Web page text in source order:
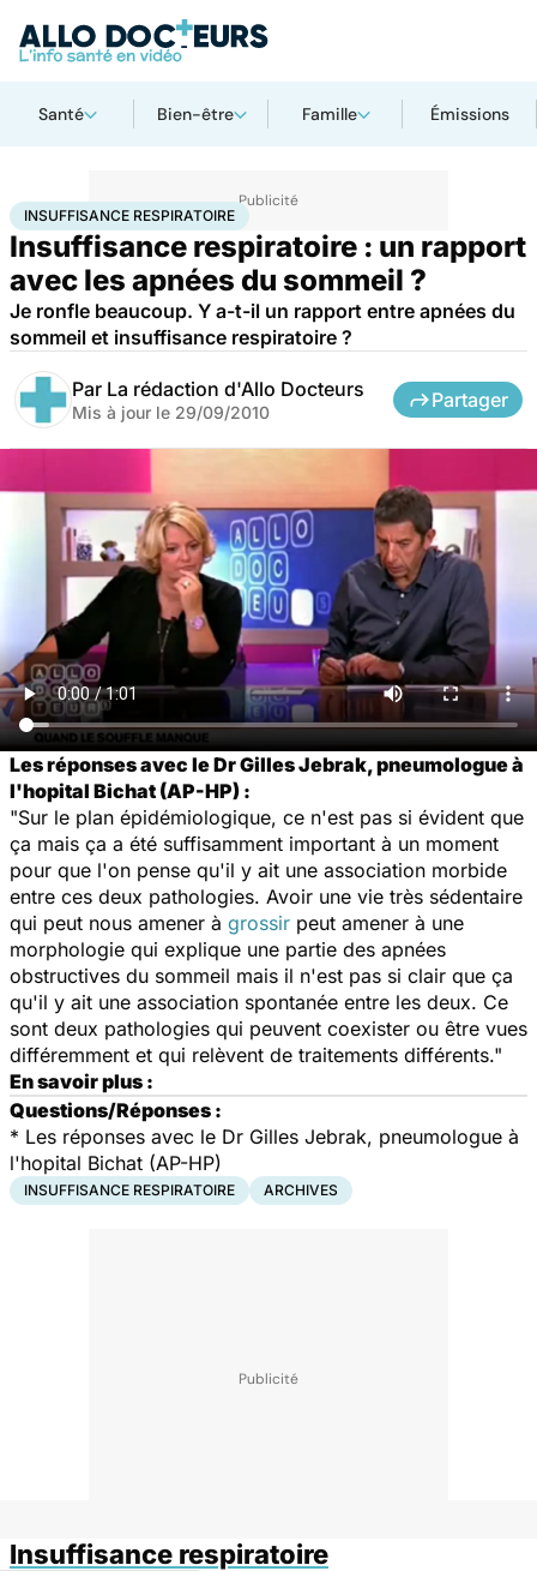
Santé Bien-être Famille Émissions
AccueilSantéInsuffisance respiratoire
INSUFFISANCE RESPIRATOIRE
Insuffisance respiratoire : un rapport
avec les apnées du sommeil ?
Je ronfle beaucoup. Y a-t-il un rapport entre apnées du
sommeil et insuffisance respiratoire ?
Par La rédaction d'Allo Docteurs
Mis à jour le 29/09/2010
Partager
Les réponses avec le Dr Gilles Jebrak, pneumologue à
l'hopital Bichat (AP-HP) :
"Sur le plan épidémiologique, ce n'est pas si évident que
ça mais ça a été suffisamment important à un moment
pour que l'on pense qu'il y ait une association morbide
entre ces deux pathologies. Avoir une vie très sédentaire
qui peut nous amener à grossir peut amener à une
morphologie qui explique une partie des apnées
obstructives du sommeil mais il n'est pas si clair que ça
qu'il y ait une association spontanée entre les deux. Ce
sont deux pathologies qui peuvent coexister ou être vues
différemment et qui relèvent de traitements différents."
En savoir plus :
Questions/Réponses :
* Les réponses avec le Dr Gilles Jebrak, pneumologue à
l'hopital Bichat (AP-HP)
INSUFFISANCE RESPIRATOIRE ARCHIVES
Insuffisance respiratoire